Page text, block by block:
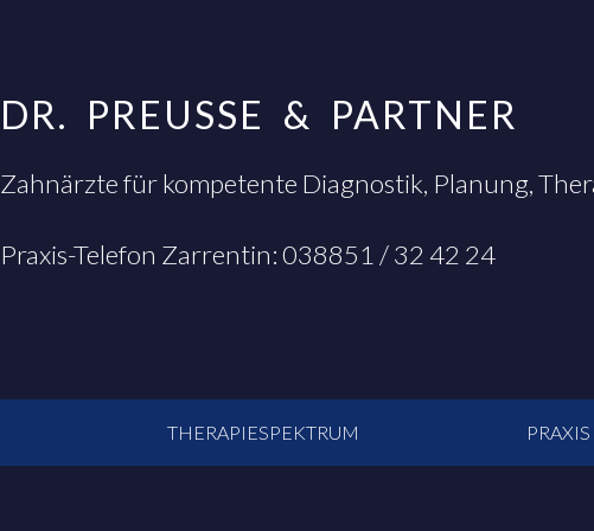
DR. PREUSSE & PARTNER
Zahnärzte für kompetente Diagnostik, Planung,
Praxis-Telefon Zarrentin: 038851 / 32 42 24
THERAPIESPEKTRUM